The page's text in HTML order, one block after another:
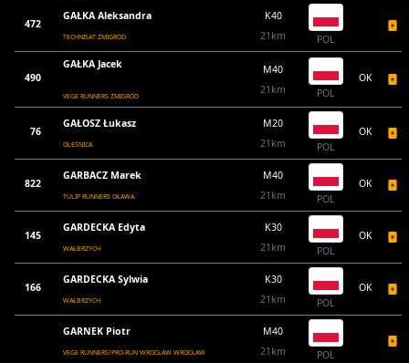
472
GAŁKA Aleksandra
TECHNISAT ŻMIGRÓD
K40
21km
POL
490
GAŁKA Jacek
VEGE RUNNERS ŻMIGRÓD
M40
21km
POL
OK
76
GAŁOSZ Łukasz
OLEŚNICA
M20
21km
POL
OK
822
GARBACZ Marek
TULIP RUNNERS OŁAWA
M40
21km
POL
OK
145
GARDECKA Edyta
WAŁBRZYCH
K30
21km
POL
OK
166
GARDECKA Sylwia
WAŁBRZYCH
K30
21km
POL
OK
GARNEK Piotr
VEGE RUNNERS/PRO-RUN WROCŁAW WROCŁAW
M40
21km
POL